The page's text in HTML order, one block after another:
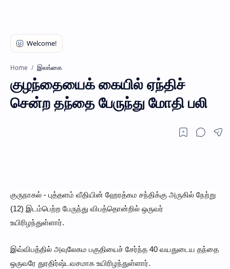
Home இலங்கை
குழந்தையைக் கையில் ஏந்திச்
சென்ற தந்தை பேருந்து மோதி பலி
குருநாகல் - புத்தளம் வீதியின் ஹேரத்கம சந்திக்கு அருகில் நேற்று
(12) இடம்பெற்ற பேருந்து விபத்தொன்றில் ஒருவர்
உயிரிழந்துள்ளார்.
இவ்விபத்தில் அவுலேகம பகுதியைச் சேர்ந்த 40 வயதுடைய தந்தை
ஒருவரே துரதிர்ஷ்டவசமாக உயிரிழந்துள்ளார்.